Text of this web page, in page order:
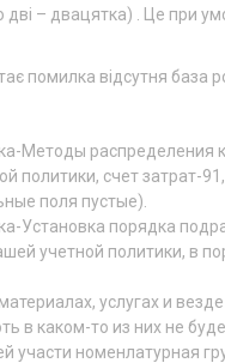
дві – двацятка) . Це при
помилка відсутня база
Методы распределения
политики, счет затрат-
поля пустые).
Установка порядка
учетной политики, в
услугах и
в каком-то из них не
участи номенлатурная